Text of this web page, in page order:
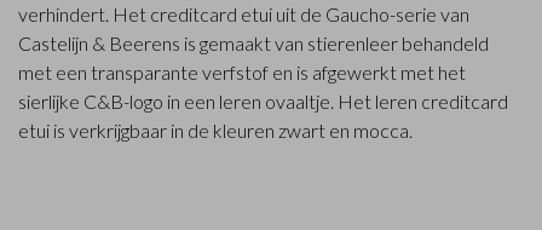
verhindert. Het creditcard etui uit de Gaucho-serie van
Castelijn & Beerens is gemaakt van stierenleer behandeld
met een transparante verfstof en is afgewerkt met het
sierlijke C&B-logo in een leren ovaaltje. Het leren creditcard
etui is verkrijgbaar in de kleuren zwart en mocca.